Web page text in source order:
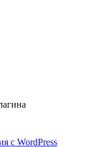
с WordPress